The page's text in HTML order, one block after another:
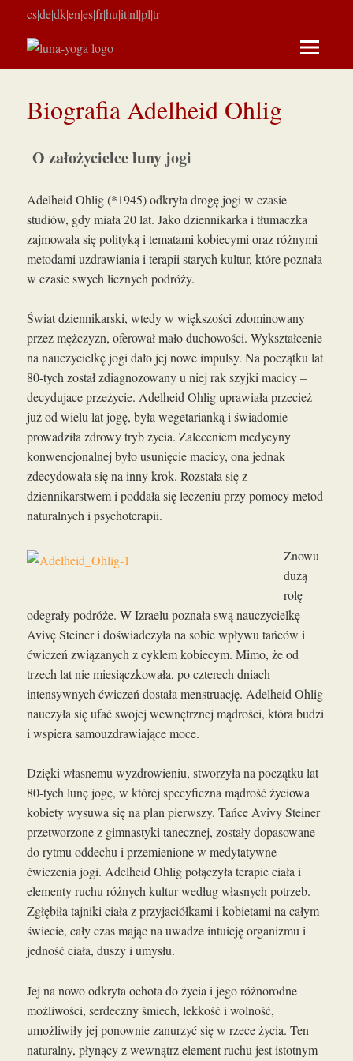
cs|de|dk|en|es|fr|hu|it|nl|pl|tr
MENU
Biografia Adelheid Ohlig
O założycielce luny jogi
Adelheid Ohlig (*1945) odkryła drogę jogi w czasie
studiów, gdy miała 20 lat. Jako dziennikarka i tłumaczka
zajmowała się polityką i tematami kobiecymi oraz różnymi
metodami uzdrawiania i terapii starych kultur, które poznała
w czasie swych licznych podróży.
Świat dziennikarski, wtedy w większości zdominowany
przez mężczyzn, oferował mało duchowości. Wykształcenie
na nauczycielkę jogi dało jej nowe impulsy. Na początku lat
80-tych został zdiagnozowany u niej rak szyjki macicy –
decydujace przeżycie. Adelheid Ohlig uprawiała przecież
już od wielu lat jogę, była wegetarianką i świadomie
prowadziła zdrowy tryb życia. Zaleceniem medycyny
konwencjonalnej było usunięcie macicy, ona jednak
zdecydowała się na inny krok. Rozstała się z
dziennikarstwem i poddała się leczeniu przy pomocy metod
naturalnych i psychoterapii.
Znowu
dużą
rolę
odegrały podróże. W Izraelu poznała swą nauczycielkę
Avivę Steiner i doświadczyła na sobie wpływu tańców i
ćwiczeń związanych z cyklem kobiecym. Mimo, że od
trzech lat nie miesiączkowała, po czterech dniach
intensywnych ćwiczeń dostała menstruację. Adelheid Ohlig
nauczyła się ufać swojej wewnętrznej mądrości, która budzi
i wspiera samouzdrawiające moce.
Dzięki własnemu wyzdrowieniu, stworzyła na początku lat
80-tych lunę jogę, w której specyficzna mądrość życiowa
kobiety wysuwa się na plan pierwszy. Tańce Avivy Steiner
przetworzone z gimnastyki tanecznej, zostały dopasowane
do rytmu oddechu i przemienione w medytatywne
ćwiczenia jogi. Adelheid Ohlig połączyła terapie ciała i
elementy ruchu różnych kultur według własnych potrzeb.
Zgłębiła tajniki ciała z przyjaciółkami i kobietami na całym
świecie, cały czas mając na uwadze intuicję organizmu i
jedność ciała, duszy i umysłu.
Jej na nowo odkryta ochota do życia i jego różnorodne
możliwości, serdeczny śmiech, lekkość i wolność,
umożliwiły jej ponownie zanurzyć się w rzece życia. Ten
naturalny, płynący z wewnątrz element ruchu jest istotnym